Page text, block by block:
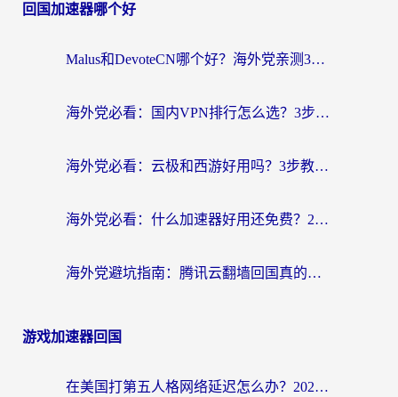
回国加速器哪个好
Malus和DevoteCN哪个好？海外党亲测3款回国加速器+避坑指南
海外党必看：国内VPN排行怎么选？3步教你无缝访问国内资源
海外党必看：云极和西游好用吗？3步教你选对回国加速器（附穿梭快帆对比+免费版避坑）
海外党必看：什么加速器好用还免费？2026实测回国加速全攻略
海外党避坑指南：腾讯云翻墙回国真的好用吗？选对加速器才能无缝刷国内资源
游戏加速器回国
在美国打第五人格网络延迟怎么办？2026海外玩家亲测有效指南